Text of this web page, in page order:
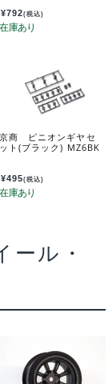
¥792(税込)
京商 ピニオンギヤセ
ット(ブラック) MZ6BK
¥495(税込)
ール・